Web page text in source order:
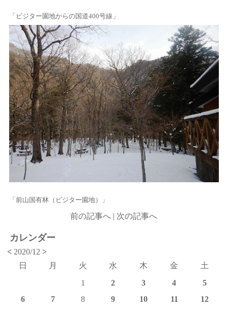
「ビジター園地からの国道400号線」
「前山国有林（ビジター園地）」
前の記事へ | 次の記事へ
カレンダー
< 2020/12>
日
月 火 水 木 金
土
1
2 3 4
5
6
7 8 9 10 11
12